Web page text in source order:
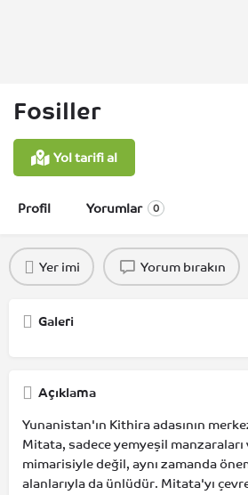
Fosiller
Yol tarifi al
Profil Yorumlar 0
Yer imi Yorum bırakın
Galeri
Açıklama
Yunanistan'ın Kithira adasının
Mitata, sadece yemyeşil manzaraları
mimarisiyle değil, aynı zamanda
alanlarıyla da ünlüdür. Mitata'yı